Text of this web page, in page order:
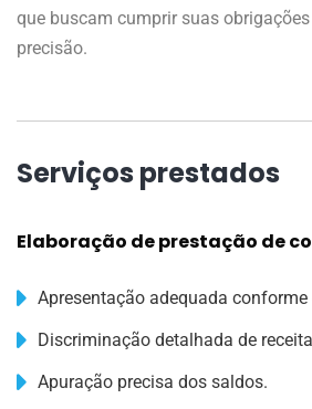
que buscam cumprir suas
precisão.
Serviços prestados
Elaboração de prestação de
Apresentação adequada
Discriminação detalhada de
Apuração precisa dos saldos.